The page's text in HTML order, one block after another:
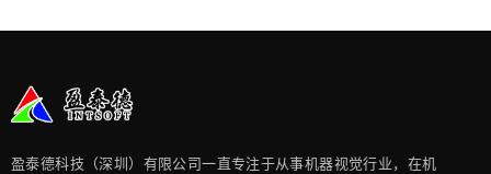
盈泰德科技（深圳）有限公司一直专注于从事机器视觉行业，在机